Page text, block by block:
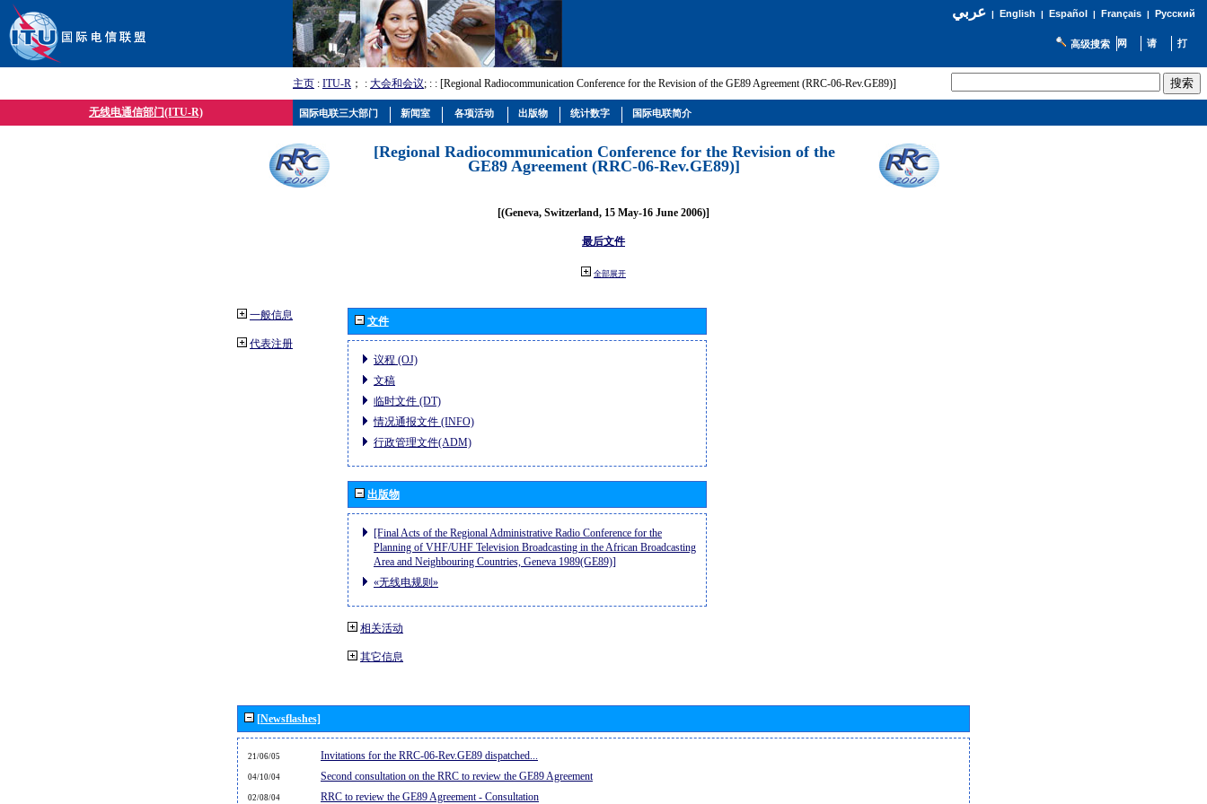
عربي| English | Español | Français| Русский
高级搜索
主页 : ITU-R ； : 大会和会议; : : [Regional Radiocommunication Conference for the Revision of the GE89 Agreement (RRC-06-Rev.GE89)]
无线电通信部门(ITU-R)
[Regional Radiocommunication Conference for the Revision of the
GE89 Agreement (RRC-06-Rev.GE89)]
[(Geneva, Switzerland, 15 May-16 June 2006)]
最后文件
全部展开
一般信息
代表注册
文件
议程 (OJ)
文稿
临时文件 (DT)
情况通报文件 (INFO)
行政管理文件(ADM)
出版物
[Final Acts of the Regional Administrative Radio Conference for the
Planning of VHF/UHF Television Broadcasting in the African Broadcasting
Area and Neighbouring Countries, Geneva 1989(GE89)]
«无线电规则»
相关活动
其它信息
[Newsflashes]
21/06/05 Invitations for the RRC-06-Rev.GE89 dispatched...
04/10/04 Second consultation on the RRC to review the GE89 Agreement
02/08/04 RRC to review the GE89 Agreement - Consultation
国际电联三大部门 新闻室 各项活动 出版物 统计数字 国际电联简介